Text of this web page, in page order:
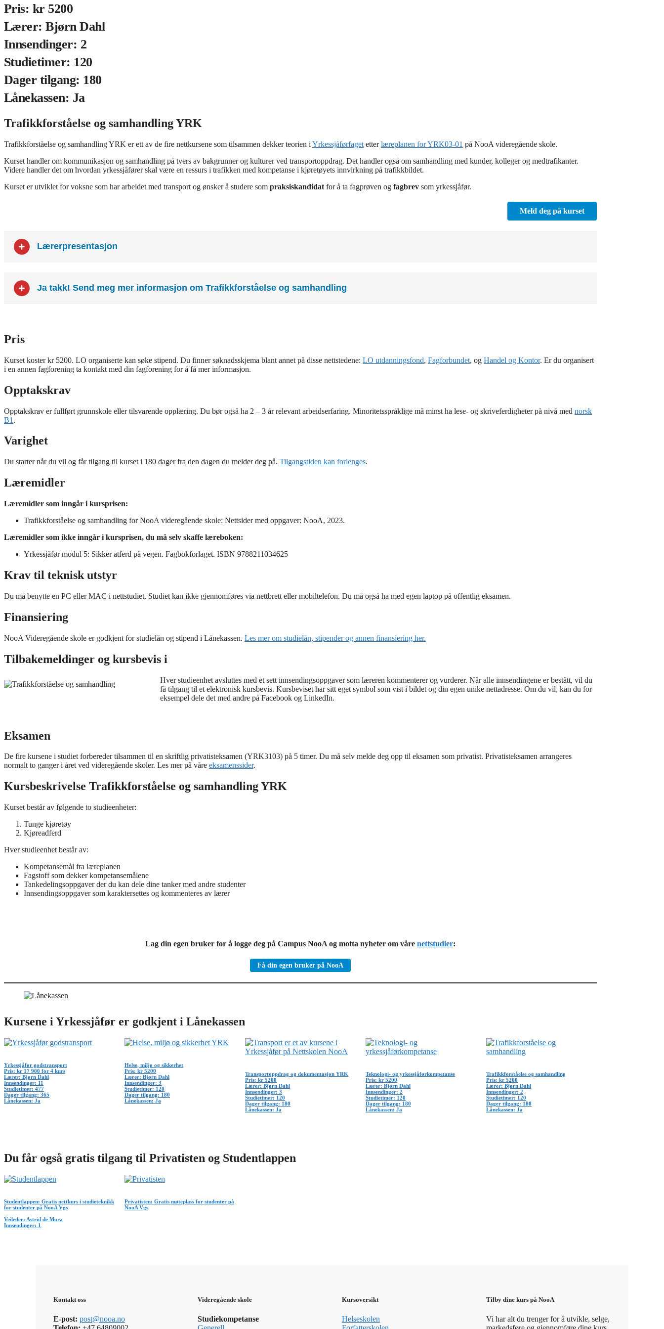
Pris: kr 5200
Lærer: Bjørn Dahl
Innsendinger: 2
Studietimer: 120
Dager tilgang: 180
Lånekassen: Ja
Trafikkforståelse og samhandling YRK
Trafikkforståelse og samhandling YRK er ett av de fire nettkursene som tilsammen dekker teorien i Yrkessjåførfaget etterlæreplanen for YRK03-01 på NooA videregående skole.
Kurset handler om kommunikasjon og samhandling på tvers av bakgrunner og kulturer ved transportoppdrag. Det handler også om samhandling med kunder, kolleger og medtrafikanter.
Videre handler det om hvordan yrkessjåfører skal være en ressurs i trafikken med kompetanse i kjøretøyets innvirkning på trafikkbildet.
Kurset er utviklet for voksne som har arbeidet med transport og ønsker å studere som praksiskandidat for å ta fagprøven og fagbrev som yrkessjåfør.
Meld deg på kurset
Lærerpresentasjon
Ja takk! Send meg mer informasjon om Trafikkforståelse og samhandling
Pris
Kurset koster kr 5200. LO organiserte kan søke stipend. Du finner søknadsskjema blant annet på disse nettstedene: LO utdanningsfond, Fagforbundet, og Handel og Kontor. Er du organisert
i en annen fagforening ta kontakt med din fagforening for å få mer informasjon.
Opptakskrav
Opptakskrav er fullført grunnskole eller tilsvarende opplæring. Du bør også ha 2 – 3 år relevant arbeidserfaring. Minoritetsspråklige må minst ha lese- og skriveferdigheter på nivå med norsk
B1 .
Varighet
Du starter når du vil og får tilgang til kurset i 180 dager fra den dagen du melder deg på. Tilgangstiden kan forlenges.
Læremidler
Læremidler som inngår i kursprisen:
Trafikkforståelse og samhandling for NooA videregående skole: Nettsider med oppgaver: NooA, 2023.
Læremidler som ikke inngår i kursprisen, du må selv skaffe læreboken:
Yrkessjåfør modul 5: Sikker atferd på vegen. Fagbokforlaget. ISBN 9788211034625
Krav til teknisk utstyr
Du må benytte en PC eller MAC i nettstudiet. Studiet kan ikke gjennomføres via nettbrett eller mobiltelefon. Du må også ha med egen laptop på offentlig eksamen.
Finansiering
NooA Videregående skole er godkjent for studielån og stipend i Lånekassen. Les mer om studielån, stipender og annen finansiering her.
Tilbakemeldinger og kursbevis i
Hver studieenhet avsluttes med et sett innsendingsoppgaver som læreren kommenterer og vurderer. Når alle innsendingene er bestått, vil du
få tilgang til et elektronisk kursbevis. Kursbeviset har sitt eget symbol som vist i bildet og din egen unike nettadresse. Om du vil, kan du for
eksempel dele det med andre på Facebook og LinkedIn.
Eksamen
De fire kursene i studiet forbereder tilsammen til en skriftlig privatisteksamen (YRK3103) på 5 timer. Du må selv melde deg opp til eksamen som privatist. Privatisteksamen arrangeres
normalt to ganger i året ved videregående skoler. Les mer på våre eksamenssider.
Kursbeskrivelse Trafikkforståelse og samhandling YRK
Kurset består av følgende to studieenheter:
Tunge kjøretøy
Kjøreadferd
Hver studieenhet består av:
Kompetansemål fra læreplanen
Fagstoff som dekker kompetansemålene
Tankedelingsoppgaver der du kan dele dine tanker med andre studenter
Innsendingsoppgaver som karaktersettes og kommenteres av lærer
Lag din egen bruker for å logge deg på Campus NooA og motta nyheter om våre nettstudier:
Få din egen bruker på NooA
Kursene i Yrkessjåfør er godkjent i Lånekassen
Yrkessjåfør godstransport
Pris: kr 17 900 for 4 kurs
Lærer: Bjørn Dahl
Innsendinger: 11
Studietimer: 477
Dager tilgang: 365
Lånekassen: Ja
Helse, miljø og sikkerhet
Pris: kr 5200
Lærer: Bjørn Dahl
Innsendinger: 3
Studietimer: 120
Dager tilgang: 180
Lånekassen: Ja
Transportoppdrag og dokumentasjon YRK
Pris: kr 5200
Lærer: Bjørn Dahl
Innsendinger: 3
Studietimer: 120
Dager tilgang: 180
Lånekassen: Ja
Teknologi- og yrkessjåførkompetanse
Pris: kr 5200
Lærer: Bjørn Dahl
Innsendinger: 2
Studietimer: 120
Dager tilgang: 180
Lånekassen: Ja
Trafikkforståelse og samhandling
Pris: kr 5200
Lærer: Bjørn Dahl
Innsendinger: 2
Studietimer: 120
Dager tilgang: 180
Lånekassen: Ja
Du får også gratis tilgang til Privatisten og Studentlappen
Studentlappen: Gratis nettkurs i studieteknikk
for studenter på NooA Vgs
Veileder: Astrid de Mora
Innsendinger: 1
Privatisten: Gratis møteplass for studenter på
NooA Vgs
Kontakt oss
E-post: post@nooa.no
Videregående skole
Studiekompetanse
Kursoversikt
Helseskolen
Tilby dine kurs på NooA
Vi har alt du trenger for å utvikle, selge,